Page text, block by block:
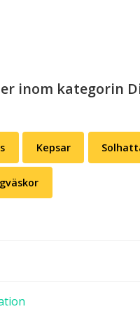
inom kategorin
Kepsar